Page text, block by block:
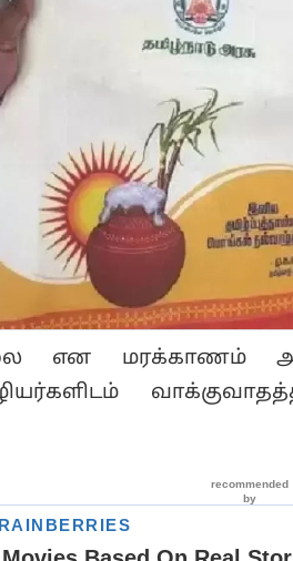
என மரக்காணம்